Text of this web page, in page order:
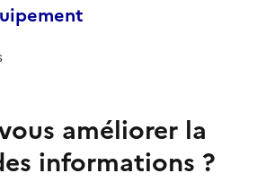
améliorer la
informations ?